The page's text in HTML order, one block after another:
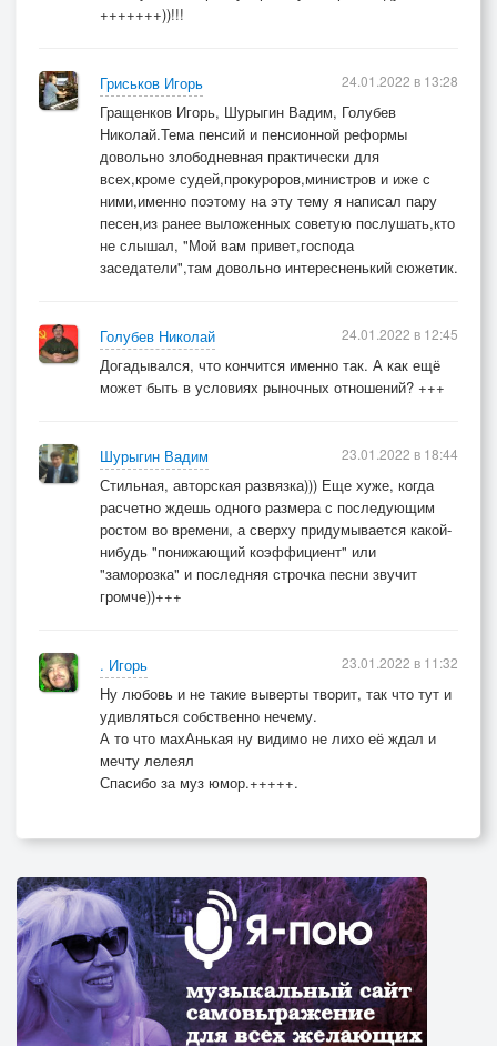
+++++++))!!!
Гриськов Игорь
Гращенков Игорь, Шурыгин Вадим, Голубев
Николай.Тема пенсий и пенсионной реформы
довольно злободневная практически для
всех,кроме судей,прокуроров,министров и иже с
ними,именно поэтому на эту тему я написал пару
песен,из ранее выложенных советую послушать,кто
не слышал, "Мой вам привет,господа
заседатели",там довольно интересненький сюжетик.
24.01.2022 в 13:28
Голубев Николай
Догадывался, что кончится именно так. А как ещё
может быть в условиях рыночных отношений? +++
24.01.2022 в 12:45
Шурыгин Вадим
Стильная, авторская развязка))) Еще хуже, когда
расчетно ждешь одного размера с последующим
ростом во времени, а сверху придумывается какой-
нибудь "понижающий коэффициент" или
"заморозка" и последняя строчка песни звучит
громче))+++
23.01.2022 в 18:44
. Игорь
Ну любовь и не такие выверты творит, так что тут и
удивляться собственно нечему.
А то что махАнькая ну видимо не лихо её ждал и
мечту лелеял
Спасибо за муз юмор.+++++.
23.01.2022 в 11:32